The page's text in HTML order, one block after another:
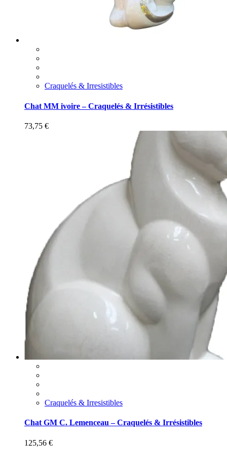
Craquelés & Irresistibles
Chat MM ivoire – Craquelés & Irrésistibles
73,75 €
Craquelés & Irresistibles
Chat GM C. Lemenceau – Craquelés & Irrésistibles
125,56 €